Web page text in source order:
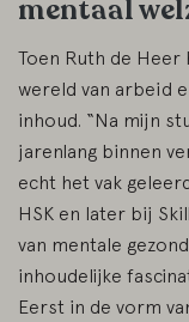
mentaal
Toen Ruth de
wereld van arbeid
inhoud. “Na mijn
jarenlang binnen
echt het vak
HSK en later bij
van mentale
inhoudelijke
Eerst in de vorm